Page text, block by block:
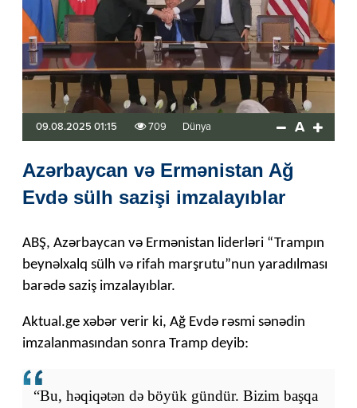
09.08.2025 01:15 709 Dünya A
Azərbaycan və Ermənistan Ağ
Evdə sülh sazişi imzalayıblar
ABŞ, Azərbaycan və Ermənistan liderləri “Trampın
beynəlxalq sülh və rifah marşrutu”nun yaradılması
barədə saziş imzalayıblar.
Aktual.ge xəbər verir ki, Ağ Evdə rəsmi sənədin
imzalanmasından sonra Tramp deyib:
“Bu, həqiqətən də böyük gündür. Bizim başqa